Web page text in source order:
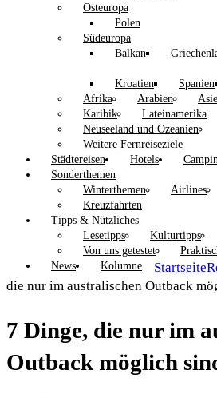
Osteuropa
Polen
Südeuropa
Balkan
Kroatien
Spanien
Afrika
Arabien
Karibik
Lateinamerika
Neuseeland und Ozeanien
Weitere Fernreiseziele
Städtereisen
Hotels
Sonderthemen
Winterthemen
Airlines
Kreuzfahrten
Tipps & Nützliches
Lesetipps
Kulturtipps
Von uns getestet
News
Kolumne Startseite
die nur im australischen Outback
7 Dinge, die nur im
Outback möglich